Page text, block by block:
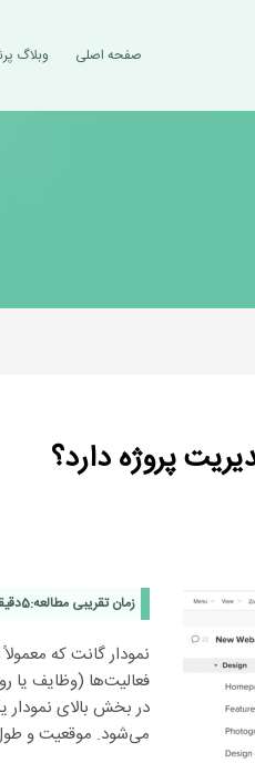
صفحه اصلی وبلاگ
پروژه دارد؟
زمان تقریبی مطالعه:5
نمودار گانت که
فعالیت‌ها (وظایف یا
در بخش بالای نمودار
می‌شود. موقعیت و